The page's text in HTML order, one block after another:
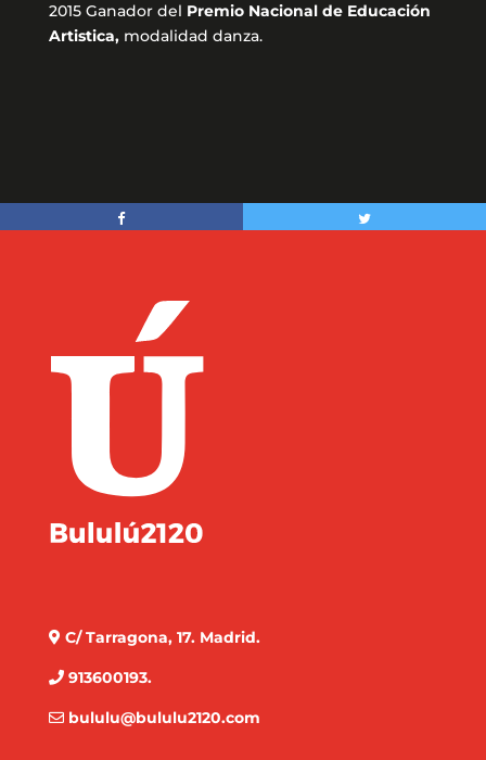
2015 Ganador del Premio Nacional de Educación
Artistica,modalidad danza.
C/ Tarragona, 17. Madrid.
913600193.
bululu@bululu2120.com